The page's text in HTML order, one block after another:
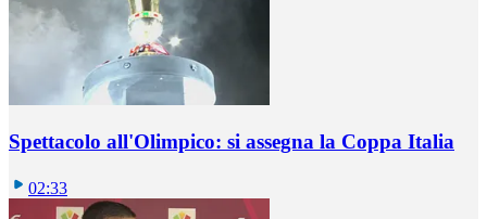
Spettacolo all'Olimpico: si assegna la Coppa Italia
02:33